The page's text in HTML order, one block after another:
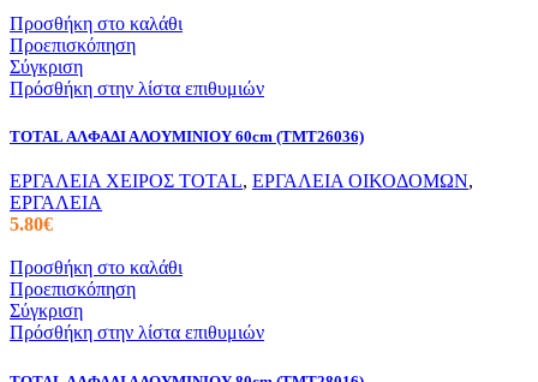
Προσθήκη στο καλάθι
Προεπισκόπηση
Σύγκριση
Πρόσθήκη στην λίστα επιθυμιών
TOTAL ΑΛΦΑΔΙ ΑΛΟΥΜΙΝΙΟΥ 60cm (TMT26036)
ΕΡΓΑΛΕΙΑ ΧΕΙΡΟΣ TOTAL, ΕΡΓΑΛΕΙΑ ΟΙΚΟΔΟΜΩΝ,
ΕΡΓΑΛΕΙΑ
5.80€
Προσθήκη στο καλάθι
Προεπισκόπηση
Σύγκριση
Πρόσθήκη στην λίστα επιθυμιών